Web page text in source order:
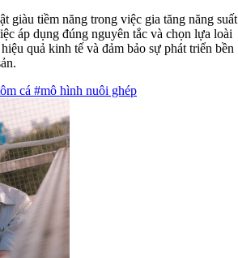
giàu tiềm năng trong việc gia tăng năng suất
áp dụng đúng nguyên tắc và chọn lựa loài
quả kinh tế và đảm bảo sự phát triển bền
cá #mô hình nuôi ghép